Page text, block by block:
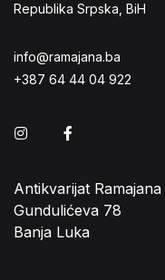
Republika Srpska, BiH
info@ramajana.ba
+387 64 44 04 922
Instagram
Antikvarijat Ramajana
Gundulićeva 78
Banja Luka